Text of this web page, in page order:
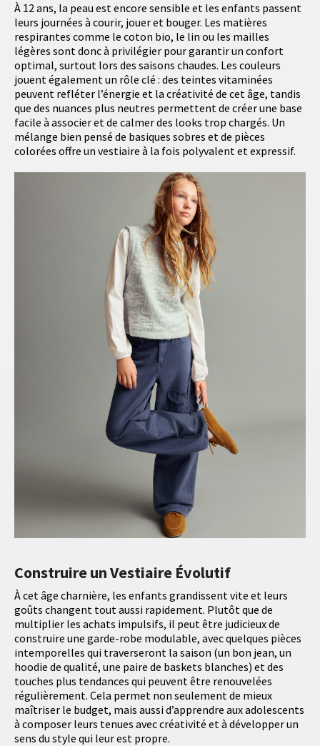
À 12 ans, la peau est encore sensible et les enfants passent
leurs journées à courir, jouer et bouger. Les matières
respirantes comme le coton bio, le lin ou les mailles
légères sont donc à privilégier pour garantir un confort
optimal, surtout lors des saisons chaudes. Les couleurs
jouent également un rôle clé : des teintes vitaminées
peuvent refléter l’énergie et la créativité de cet âge, tandis
que des nuances plus neutres permettent de créer une base
facile à associer et de calmer des looks trop chargés. Un
mélange bien pensé de basiques sobres et de pièces
colorées offre un vestiaire à la fois polyvalent et expressif.
Construire un Vestiaire Évolutif
À cet âge charnière, les enfants grandissent vite et leurs
goûts changent tout aussi rapidement. Plutôt que de
multiplier les achats impulsifs, il peut être judicieux de
construire une garde-robe modulable, avec quelques pièces
intemporelles qui traverseront la saison (un bon jean, un
hoodie de qualité, une paire de baskets blanches) et des
touches plus tendances qui peuvent être renouvelées
régulièrement. Cela permet non seulement de mieux
maîtriser le budget, mais aussi d’apprendre aux adolescents
à composer leurs tenues avec créativité et à développer un
sens du style qui leur est propre.